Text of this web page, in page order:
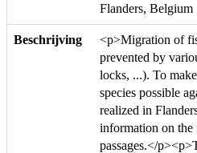
Flanders, Belgium
Beschrijving
<p>Migration of
prevented by
locks, ...). To
species possible
realized in
information on
passages.</